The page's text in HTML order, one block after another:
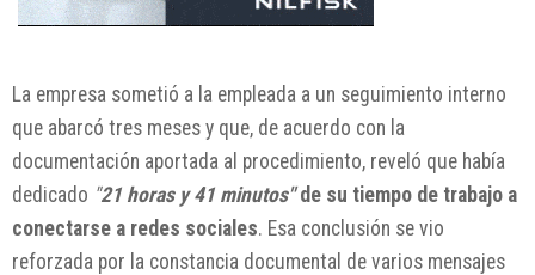
La empresa sometió a la empleada a un seguimiento interno
que abarcó tres meses y que, de acuerdo con la
documentación aportada al procedimiento, reveló que había
dedicado "21 horas y 41 minutos"de su tiempo de trabajo a
conectarse a redes sociales. Esa conclusión se vio
reforzada por la constancia documental de varios mensajes